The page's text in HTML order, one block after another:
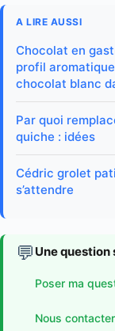
A LIRE AUSSI
Chocolat en
profil
chocolat blanc
Par quoi
quiche : idées
Cédric grolet
s’attendre
💬 Une question
Poser ma
Nous contacter